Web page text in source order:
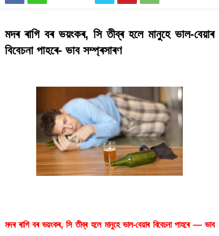
মদৰ ৰাগি বৰ ভয়ংকৰ, সি তীব্ৰ হলে মানুহে ভাল-বেয়াৰ
বিবেচনা পাহৰে- ভাব সম্প্ৰসাৰণ
মদৰ ৰাগি বৰ ভয়ংকৰ, সি তীব্ৰ হলে মানুহে ভাল-বেয়াৰ বিবেচনা পাহৰে — ভাব